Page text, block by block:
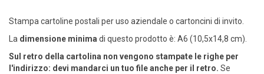
Stampa cartoline postali per uso aziendale o cartoncini di invito.
La dimensione minima di questo prodotto è: A6 (10,5x14,8 cm).
Sul retro della cartolina non vengono stampate le righe per
l'indirizzo: devi mandarci un tuo file anche per il retro. Se